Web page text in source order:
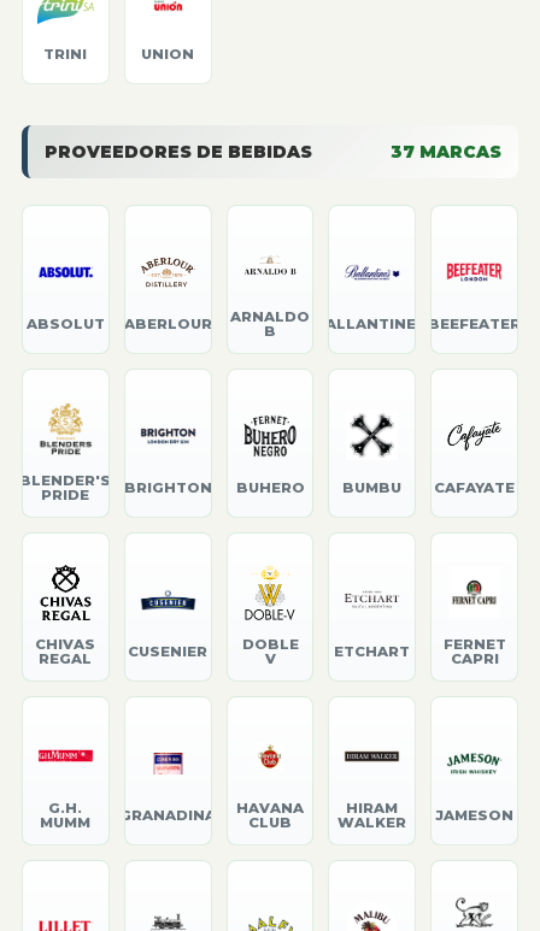
TRINI UNION
PROVEEDORES DE BEBIDAS 37 MARCAS
ABSOLUT ABERLOUR
ARNALDO
B
BALLANTINE'S BEEFEATER
BLENDER'S
PRIDE
BRIGHTON BUHERO BUMBU CAFAYATE
CHIVAS
REGAL
CUSENIER
DOBLE
V
ETCHART
FERNET
CAPRI
G.H.
MUMM
GRANADINA
HAVANA
CLUB
HIRAM
WALKER
JAMESON